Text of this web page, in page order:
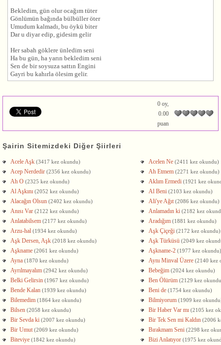
Bekledim, gün olur ocağım tüter
Gönlümün bağında bülbüller öter
Umudum kalmadı, bu öykü biter
Dar u diyar edip, gidesim gelir
Her sabah göklere ünledim seni
Ha bu gün, ha yarın bekledim seni
Sen de bir soysuza sattın Engini
Gayri bu kahırla ölesim gelir.
0 oy,
0.00
puan
Şairin Sitemizdeki Diğer Şiirleri
Acele Aşk (3417 kez okundu) Acelen Ne (2411 kez okundu)
Acep Nerdedir (2356 kez okundu) Ah Etmem (2271 kez okundu)
Ah O (2325 kez okundu) Aklım Ermedi (1921 kez
Al Aşkını (2052 kez okundu) Al Beni (2103 kez okundu)
Alacağın Olsun (2402 kez okundu) Ali'ye Ağıt (2086 kez okundu)
Anısı Var (2122 kez okundu) Anlamadın ki (2182 kez
Anlatabilsem (2177 kez okundu) Aradığım (1881 kez okundu)
Arzu-hal (1934 kez okundu) Aşk Çiçeği (2172 kez okundu)
Aşk Dersen, Aşk (2018 kez okundu) Aşk Türküsü (2049 kez
Aşkname (2061 kez okundu) Aşkname-2 (1977 kez okundu)
Ayna (1870 kez okundu) Aynı Minval Üzere (2140 kez
Ayrılmayalım (2942 kez okundu) Bebeğim (2024 kez okundu)
Belki Gelirsin (1967 kez okundu) Ben Ölürüm (2129 kez
Bende Kalan (1939 kez okundu) Beni de (1754 kez okundu)
Bilemedim (1864 kez okundu) Bilmiyorum (1909 kez
Bilsen (2058 kez okundu) Bir Haber Var mı (2105 kez
Bir Sevda ki (2007 kez okundu) Bir Tek Sen mi Kaldın (2006
Bir Umut (2069 kez okundu) Bırakmam Seni (2298 kez
Biteviye (1842 kez okundu) Bizi Anlatıyor (1975 kez